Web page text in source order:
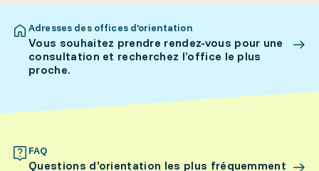
Adresses des offices d’orientation
Vous souhaitez prendre rendez-vous pour une
consultation et recherchez l’office le plus
proche.
FAQ
Questions d’orientation les plus fréquemment